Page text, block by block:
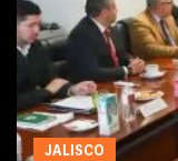
JALISCO